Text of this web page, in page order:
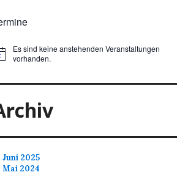
Es sind keine anstehenden Veranstaltungen
vorhanden.
Juni 2025
Mai 2024